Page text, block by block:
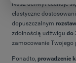
Nasz uchwyt cechuje
elastyczne
dopuszczalnym
zdolnością udźwigu do
zamocowanie Twojego
Ponadto, prowadzenie